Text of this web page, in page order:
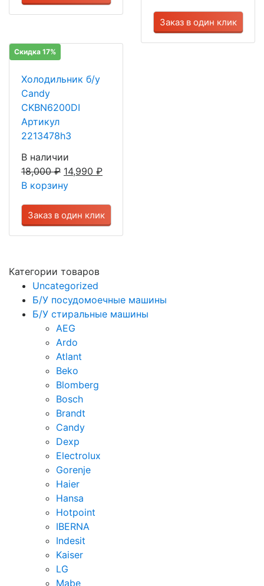
Заказ в один клик
Скидка 17%
Холодильник б/у
Candy
CKBN6200DI
Артикул
2213478h3
В наличии
18,000₽ 14,990 ₽
В корзину
Заказ в один клик
Категории товаров
Uncategorized
Б/У посудомоечные машины
Б/У стиральные машины
AEG
Ardo
Atlant
Beko
Blomberg
Bosch
Brandt
Candy
Dexp
Electrolux
Gorenje
Haier
Hansa
Hotpoint
IBERNA
Indesit
Kaiser
LG
Mabe